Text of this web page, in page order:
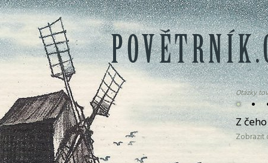
• •
Otázky
Z